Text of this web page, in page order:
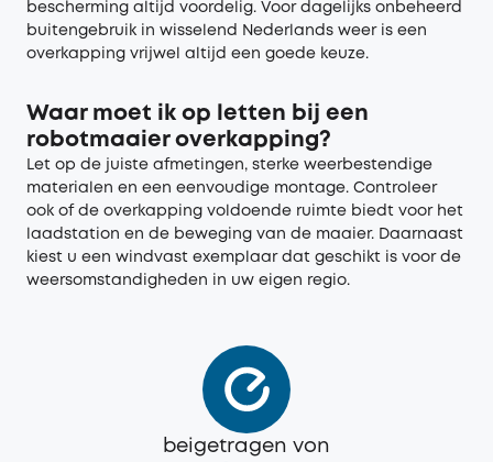
bescherming altijd voordelig. Voor dagelijks onbeheerd
buitengebruik in wisselend Nederlands weer is een
overkapping vrijwel altijd een goede keuze.
Waar moet ik op letten bij een
robotmaaier overkapping?
Let op de juiste afmetingen, sterke weerbestendige
materialen en een eenvoudige montage. Controleer
ook of de overkapping voldoende ruimte biedt voor het
laadstation en de beweging van de maaier. Daarnaast
kiest u een windvast exemplaar dat geschikt is voor de
weersomstandigheden in uw eigen regio.
beigetragen von